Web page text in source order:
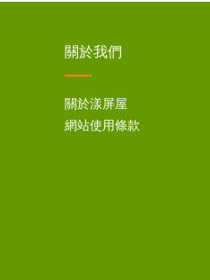
關於我們
關於漾屏屋
網站使用條款